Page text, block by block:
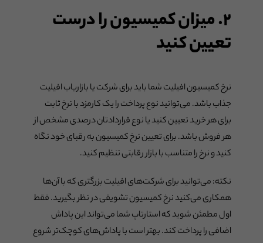
۲. میزان کمیسیون را درست
تعیین کنید
نرخ کمیسیون افیلیت شما باید برای شرکت یا بازاریاب افیلیت
جذاب باشد. می‌توانید نوع پرداخت را یک کارمزد با نرخ ثابت
برای هر خرید تعیین کنید یا نوع قراردادتان درصدی مشخص از
هر فروش باشد. برای تعیین نرخ کمیسیون به رقبای خود نگاه
کنید و نرخ را متناسب با بازار رقابتی تنظیم کنید.
نکته: می‌توانید برای شرکت‌های افیلیت بزرگتری که با آن‌ها
همکاری می‌کنید نرخ کمیسیون تشویقی در نظر بگیرید. فقط
اول مطمئن شوید که استارتاپ شما می‌تواند این پاداش
اضافی را پرداخت کند. بهتر است با پاداش‌های کوچک‌تر شروع